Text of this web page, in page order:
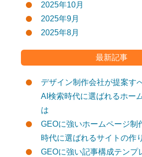
2025年10月
2025年9月
2025年8月
最新記事
デザイン制作会社が提案す
AI検索時代に選ばれるホー
は
GEOに強いホームページ制
時代に選ばれるサイトの作
GEOに強い記事構成テンプ